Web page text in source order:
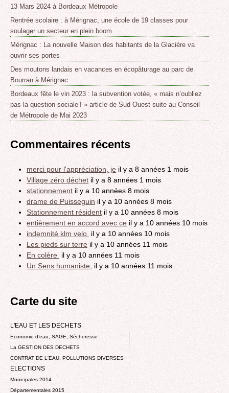
13 Mars 2024 à Bordeaux Métropole
Rentrée scolaire : à Mérignac, une école de 19 classes pour
soulager un secteur en plein boom
Mérignac : La nouvelle Maison des habitants de la Glacière va
ouvrir ses portes
Des moutons landais en vacances en écopâturage au parc de
Bourran à Mérignac
Bordeaux fête le vin 2023 : la subvention votée, « mais n’oubliez
pas la question sociale ! » article de Sud Ouest suite au Conseil
de Métropole de Mai 2023
Commentaires récents
merci pour l'appréciation, je il y a 8 années 1 mois
Village zéro déchet il y a 8 années 1 mois
stationnement il y a 10 années 8 mois
drame de Puisseguin il y a 10 années 8 mois
Stationnement résident il y a 10 années 8 mois
entièrement en accord avec ce il y a 10 années 10 mois
indemnité klm velo il y a 10 années 10 mois
Les pieds sur terre il y a 10 années 11 mois
En colère il y a 10 années 11 mois
Un Sens humaniste, il y a 10 années 11 mois
Carte du site
L'EAU ET LES DECHETS
Economie d’eau, SAGE, Sécheresse
La GESTION DES DECHETS
CONTRAT DE L'EAU, POLLUTIONS DIVERSES
ELECTIONS
Municipales 2014
Départementales 2015